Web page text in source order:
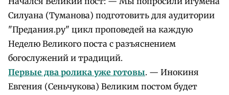
Силуана (Туманова) подготовить для аудитории
"Предания.ру" цикл проповедей на каждую
Неделю Великого поста с разъяснением
богослужений и традиций.
Первые два ролика уже готовы. — Инокиня
Евгения (Сеньчукова) Великим постом будет